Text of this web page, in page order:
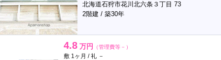
北海道石狩市花川北六条３丁目 73
2階建 / 築30年
4.8 万円 （管理費等－）
敷 1ヶ月 / 礼 －